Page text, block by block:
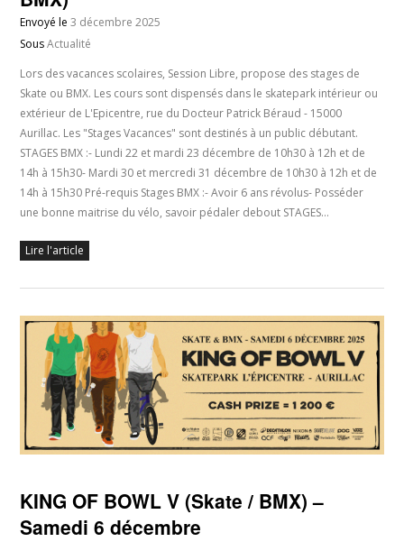
Envoyé le3 décembre 2025
SousActualité
Lors des vacances scolaires, Session Libre, propose des stages de
Skate ou BMX. Les cours sont dispensés dans le skatepark intérieur ou
extérieur de L'Epicentre, rue du Docteur Patrick Béraud - 15000
Aurillac. Les "Stages Vacances" sont destinés à un public débutant.
STAGES BMX :- Lundi 22 et mardi 23 décembre de 10h30 à 12h et de
14h à 15h30- Mardi 30 et mercredi 31 décembre de 10h30 à 12h et de
14h à 15h30 Pré-requis Stages BMX :- Avoir 6 ans révolus- Posséder
une bonne maitrise du vélo, savoir pédaler debout STAGES…
Lire l'article
KING OF BOWL V (Skate / BMX) –
Samedi 6 décembre